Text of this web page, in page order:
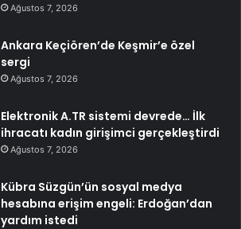
Ağustos 7, 2026
Ankara Keçiören’de Keşmir’e özel
sergi
Ağustos 7, 2026
Elektronik A.TR sistemi devrede… İlk
ihracatı kadın girişimci gerçekleştirdi
Ağustos 7, 2026
Kübra Süzgün’ün sosyal medya
hesabına erişim engeli: Erdoğan’dan
yardım istedi